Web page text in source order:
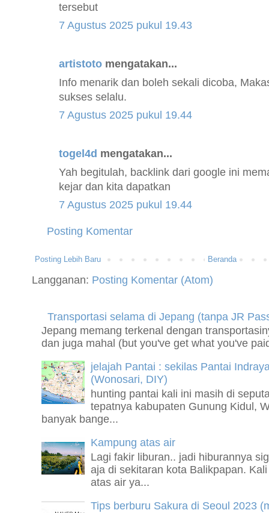
tersebut
7 Agustus 2025 pukul 19.43
artistoto mengatakan...
Info menarik dan boleh sekali dicoba,
sukses selalu.
7 Agustus 2025 pukul 19.44
togel4d mengatakan...
Yah begitulah, backlink dari google ini
kejar dan kita dapatkan
7 Agustus 2025 pukul 19.44
Posting Komentar
Posting Lebih Baru Beranda
Langganan: Posting Komentar (Atom)
Transportasi selama di Jepang (tanpa JR
Jepang memang terkenal dengan
dan juga mahal (but you've get what you've
jelajah Pantai : sekilas Pantai
(Wonosari, DIY)
hunting pantai kali ini masih di
tepatnya kabupaten Gunung Kidul,
banyak bange...
Kampung atas air
Lagi fakir liburan.. jadi hiburannya
aja di sekitaran kota Balikpapan.
atas air ya...
Tips berburu Sakura di Seoul 2023